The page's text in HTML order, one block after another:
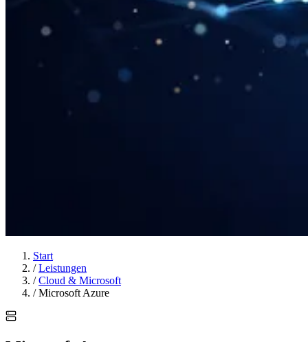
Start
/ Leistungen
/ Cloud & Microsoft
/ Microsoft Azure